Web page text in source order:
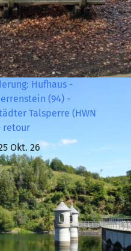
Hufhaus -
(94) -
Talsperre (HWN
retour
Okt. 26